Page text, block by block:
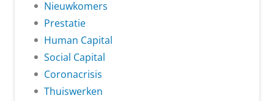
Nieuwkomers
Prestatie
Human Capital
Social Capital
Coronacrisis
Thuiswerken